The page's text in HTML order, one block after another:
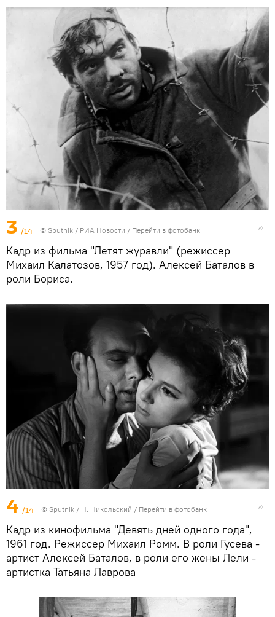
3 /14 © Sputnik / РИА Новости / Перейти в фотобанк
Кадр из фильма "Летят журавли" (режиссер
Михаил Калатозов, 1957 год). Алексей Баталов в
роли Бориса.
4 /14 © Sputnik / Н. Никольский / Перейти в фотобанк
Кадр из кинофильма "Девять дней одного года",
1961 год. Режиссер Михаил Ромм. В роли Гусева -
артист Алексей Баталов, в роли его жены Лели -
артистка Татьяна Лаврова